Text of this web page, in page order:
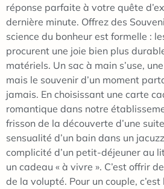
réponse parfaite à votre quête
dernière minute. Offrez des
science du bonheur est formelle :
procurent une joie bien plus
matériels. Un sac à main s’use,
mais le souvenir d’un moment
jamais. En choisissant une carte
romantique dans notre
frisson de la découverte d’une
sensualité d’un bain dans un
complicité d’un petit-déjeuner au
un cadeau « à vivre ». C’est offrir
de la volupté. Pour un couple,